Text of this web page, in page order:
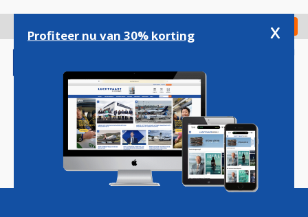
gaan
Check in
Magazine Podcasts Vacatures
Profiteer nu van 30% korting x